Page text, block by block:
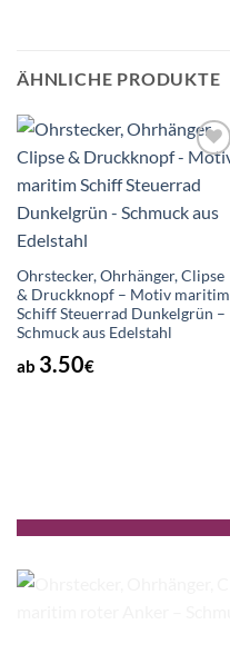
ÄHNLICHE PRODUKTE
Wunschliste
Ohrstecker, Ohrhänger, Clipse
& Druckknopf – Motiv maritim
Schiff Steuerrad Dunkelgrün –
Schmuck aus Edelstahl
ab 3.50€